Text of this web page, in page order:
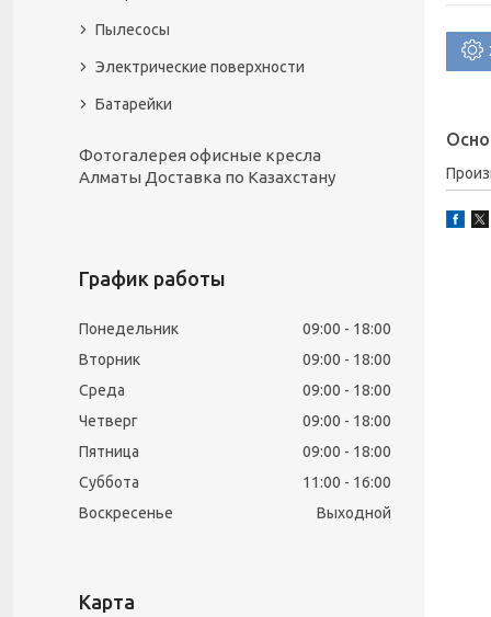
Пылесосы
Электрические поверхности
Батарейки
Фотогалерея офисные кресла
Алматы Доставка по Казахстану
График работы
Понедельник 09:00
18:00
Вторник
09:00
18:00
Среда
09:00
18:00
Четверг
09:00
18:00
Пятница
09:00
18:00
Суббота
11:00
16:00
Воскресенье
Выходной
Карта